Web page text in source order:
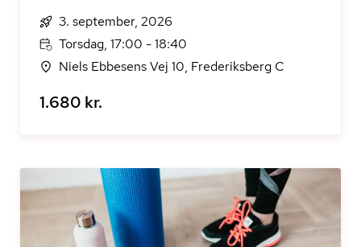
3. september, 2026
Torsdag, 17:00 - 18:40
Niels Ebbesens Vej 10, Frederiksberg C
1.680 kr.